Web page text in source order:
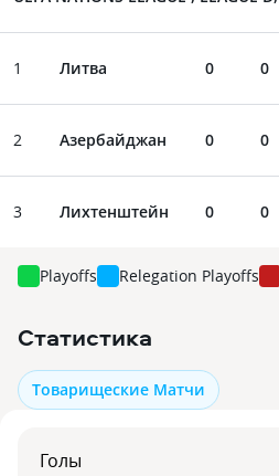
1 Литва 0 0
2 Азербайджан 0 0
3 Лихтенштейн 0 0
Playoffs Relegation Playoffs
Статистика
Товарищеские Матчи